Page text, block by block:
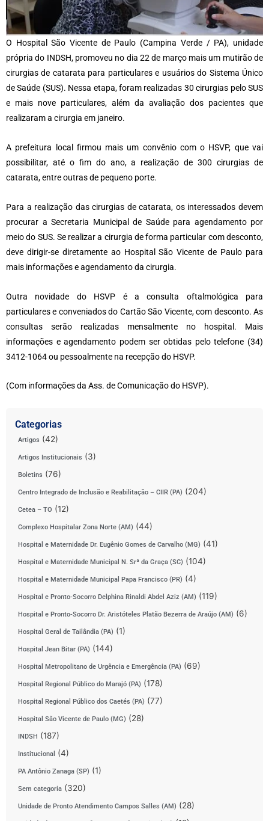
O Hospital São Vicente de Paulo (Campina Verde / PA), unidade
própria do INDSH, promoveu no dia 22 de março mais um mutirão de
cirurgias de catarata para particulares e usuários do Sistema Único
de Saúde (SUS). Nessa etapa, foram realizadas 30 cirurgias pelo SUS
e mais nove particulares, além da avaliação dos pacientes que
realizaram a cirurgia em janeiro.
A prefeitura local firmou mais um convênio com o HSVP, que vai
possibilitar, até o fim do ano, a realização de 300 cirurgias de
catarata, entre outras de pequeno porte.
Para a realização das cirurgias de catarata, os interessados devem
procurar a Secretaria Municipal de Saúde para agendamento por
meio do SUS. Se realizar a cirurgia de forma particular com desconto,
deve dirigir-se diretamente ao Hospital São Vicente de Paulo para
mais informações e agendamento da cirurgia.
Outra novidade do HSVP é a consulta oftalmológica para
particulares e conveniados do Cartão São Vicente, com desconto. As
consultas serão realizadas mensalmente no hospital. Mais
informações e agendamento podem ser obtidas pelo telefone (34)
3412-1064 ou pessoalmente na recepção do HSVP.
(Com informações da Ass. de Comunicação do HSVP).
Categorias
Artigos (42)
Artigos Institucionais (3)
Boletins (76)
Centro Integrado de Inclusão e Reabilitação – CIIR (PA) (204)
Cetea – TO (12)
Complexo Hospitalar Zona Norte (AM) (44)
Hospital e Maternidade Dr. Eugênio Gomes de Carvalho (MG) (41)
Hospital e Maternidade Municipal N. Srª da Graça (SC) (104)
Hospital e Maternidade Municipal Papa Francisco (PR) (4)
Hospital e Pronto-Socorro Delphina Rinaldi Abdel Aziz (AM) (119)
Hospital e Pronto-Socorro Dr. Aristóteles Platão Bezerra de Araújo (AM) (6)
Hospital Geral de Tailândia (PA) (1)
Hospital Jean Bitar (PA) (144)
Hospital Metropolitano de Urgência e Emergência (PA) (69)
Hospital Regional Público do Marajó (PA) (178)
Hospital Regional Público dos Caetés (PA) (77)
Hospital São Vicente de Paulo (MG) (28)
INDSH (187)
Institucional (4)
PA Antônio Zanaga (SP) (1)
Sem categoria (320)
Unidade de Pronto Atendimento Campos Salles (AM) (28)